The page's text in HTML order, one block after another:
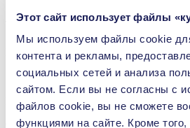
Этот сайт использует файлы
Мы используем файлы сookie
контента и рекламы,
социальных сетей и анализа
сайтом. Если вы не согласны с
файлов cookie, вы не сможете
функциями на сайте. Кроме
The N 938.1.2 is one of several pumps
motor. These specialized motors allow
Many liquid diaphragm pumps are also
motors. NF series pumps, including the
new motor technology. The NF 60
0.6 l/min with maximum pressure of 1